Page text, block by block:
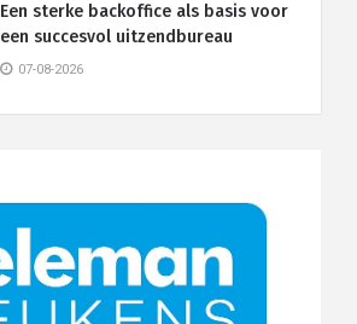
Een sterke backoffice als basis voor
een succesvol uitzendbureau
07-08-2026